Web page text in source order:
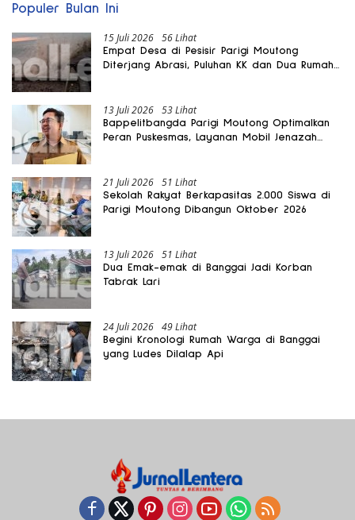
Populer Bulan Ini
15 Juli 2026 56 Lihat
Empat Desa di Pesisir Parigi Moutong
Diterjang Abrasi, Puluhan KK dan Dua Rumah
13 Juli 2026 53 Lihat
Bappelitbangda Parigi Moutong Optimalkan
Peran Puskesmas, Layanan Mobil Jenazah
21 Juli 2026 51 Lihat
Sekolah Rakyat Berkapasitas 2.000 Siswa di
Parigi Moutong Dibangun Oktober 2026
13 Juli 2026 51 Lihat
Dua Emak-emak di Banggai Jadi Korban
Tabrak Lari
24 Juli 2026 49 Lihat
Begini Kronologi Rumah Warga di Banggai
yang Ludes Dilalap Api